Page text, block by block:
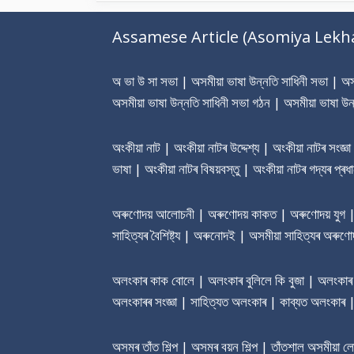
Assamese Article (Asomiya
অ ভা উ সা সভা | অসমীয়া ভাষা উন্নতি সাধিনী সভা |
অসমীয়া ভাষা উন্নতি সাধিনী সভা গঠন | অসমীয়া ভাষা
অংকীয়া নাট | অংকীয়া নাটৰ উদ্দেশ্য | অংকীয়া নাটৰ
ভাষা | অংকীয়া নাটৰ বিষয়বস্তু | অংকীয়া নাটৰ গদ্যৰ
অৰুণোদয় আলোচনী | অৰুণোদয় কাকত | অৰুণোদয় যুগ |
সাহিত্যৰ বৈশিষ্ট্য | অৰুনোদই | অসমীয়া সাহিত্যৰ
অলংকাৰ কাক বোলে | অলংকাৰ বুলিলে কি বুজা |
অলংকাৰৰ সংজ্ঞা | সাহিত্যত অলংকাৰ | কাব্যত
অসমৰ তাঁত শিল্প | অসমৰ বয়ন শিল্প | তাঁতশাল